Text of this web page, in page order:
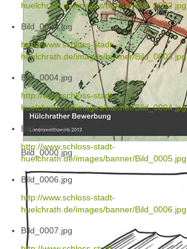
Bild_0000.jpg
huelchrath.de/images/banner/Bild_0002.jpg
Bild_0003.jpg
http://www.schloss-stadt-
huelchrath.de/images/banner/Bild_0003.jpg
Bild_0004.jpg
http://www.schloss-stadt-
huelchrath.de/images/banner/Bild_0004.jpg
Bild_0005.jpg
http://www.schloss-stadt-
huelchrath.de/images/banner/Bild_0005.jpg
Bild_0006.jpg
http://www.schloss-stadt-
huelchrath.de/images/banner/Bild_0006.jpg
Bild_0007.jpg